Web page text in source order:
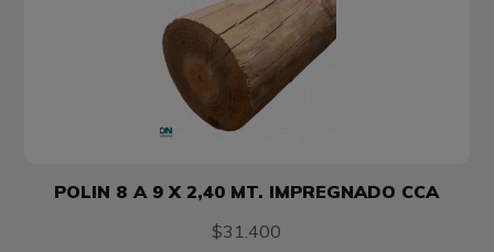
POLIN 8 A 9 X 2,40 MT. IMPREGNADO CCA
$31.400